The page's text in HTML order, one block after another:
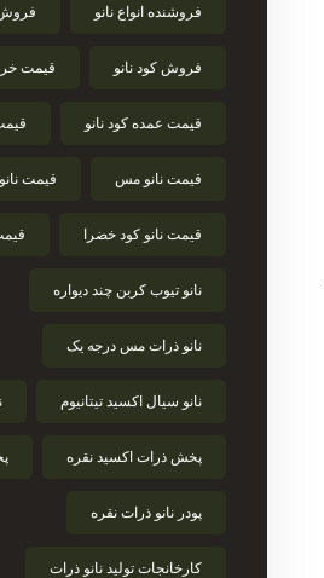
فروشنده انواع نانو فروش
فروش کود نانو قیمت
قیمت عمده کود نانو
قیمت نانو مس قیمت
قیمت نانو کود خضرا
نانو تیوب کربن چند دیواره
نانو ذرات مس درجه یک
نانو سیال اکسید تیتانیوم
پخش ذرات اکسید نقره
پودر نانو ذرات نقره
کارخانجات تولید نانو ذرات